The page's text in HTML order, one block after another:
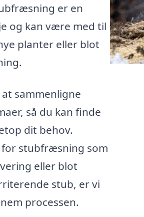
er en
og kan være med til
planter eller blot
sammenligne
så du kan finde
dit behov.
stubfræsning som
eller blot
stub, er vi
processen.